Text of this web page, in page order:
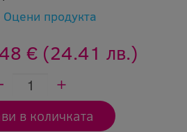
Оцени продукта
€ (24.41 лв.)